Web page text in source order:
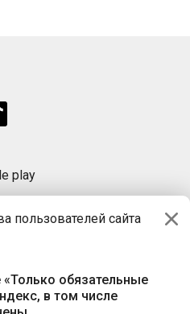
пользователей сайта
обязательные
в том числе
play
БАЙ»
г. Минск, пр-т Независимости